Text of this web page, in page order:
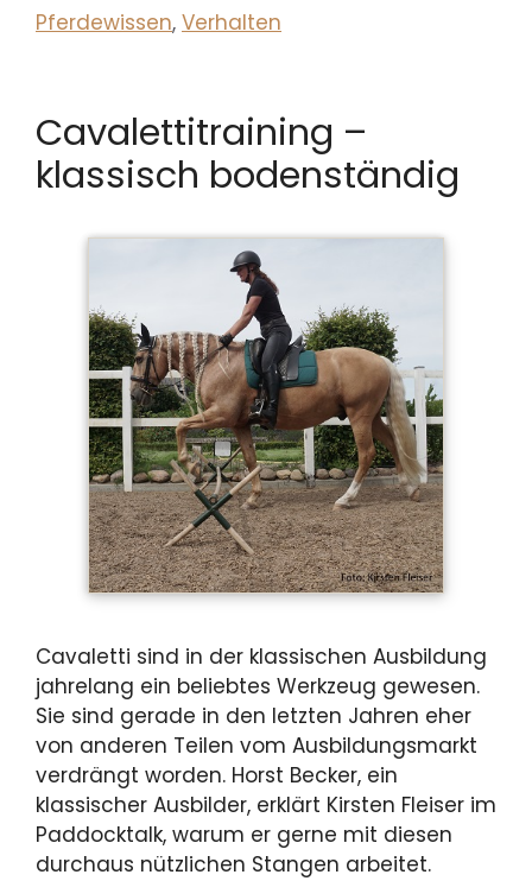
Pferdewissen, Verhalten
Cavalettitraining –
klassisch bodenständig
Cavaletti sind in der klassischen Ausbildung
jahrelang ein beliebtes Werkzeug gewesen.
Sie sind gerade in den letzten Jahren eher
von anderen Teilen vom Ausbildungsmarkt
verdrängt worden. Horst Becker, ein
klassischer Ausbilder, erklärt Kirsten Fleiser im
Paddocktalk, warum er gerne mit diesen
durchaus nützlichen Stangen arbeitet.